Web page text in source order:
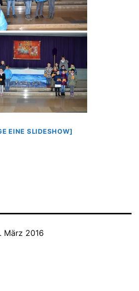
EINE SLIDESHOW]
März 2016